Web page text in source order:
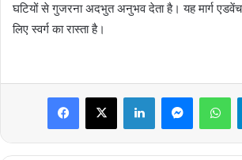
घटियों से गुजरना अदभुत अनुभव देता है। यह मार्ग
लिए स्वर्ग का रास्ता है।
Facebook
X LinkedIn